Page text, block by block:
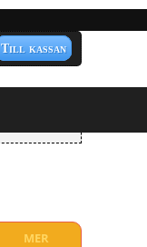
Till kassan
MER